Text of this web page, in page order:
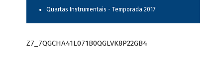
Quartas Instrumentais - Temporada 2017
Z7_7QGCHA41L071B0QGLVK8P22GB4